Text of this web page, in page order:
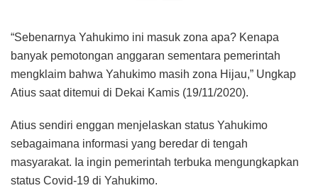
“Sebenarnya Yahukimo ini masuk zona apa? Kenapa
banyak pemotongan anggaran sementara pemerintah
mengklaim bahwa Yahukimo masih zona Hijau,” Ungkap
Atius saat ditemui di Dekai Kamis (19/11/2020).
Atius sendiri enggan menjelaskan status Yahukimo
sebagaimana informasi yang beredar di tengah
masyarakat. Ia ingin pemerintah terbuka mengungkapkan
status Covid-19 di Yahukimo.